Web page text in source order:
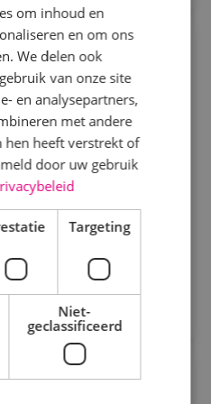
MBO
en heb je stevige
kracht van
Kaatsheuvel?
adviseur
om inhoud en
en om ons
We delen ook
van onze site
en analysepartners,
met andere
hen heeft verstrekt of
door uw gebruik
Targeting
Niet-
geclassificeerd